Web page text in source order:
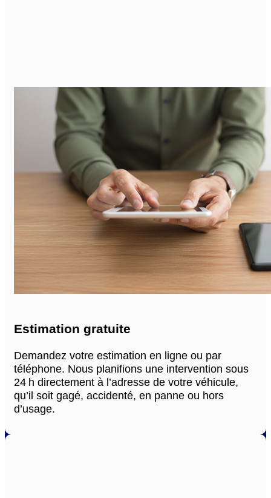
Estimation gratuite
Demandez votre estimation en ligne ou par
téléphone. Nous planifions une intervention sous
24 h directement à l’adresse de votre véhicule,
qu’il soit gagé, accidenté, en panne ou hors
d’usage.